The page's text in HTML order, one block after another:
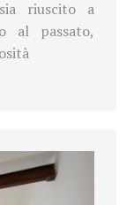
riuscito a
al passato,